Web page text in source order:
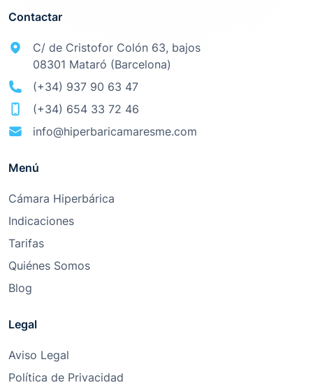
Contactar
C/ de Cristofor Colón 63, bajos
08301 Mataró (Barcelona)
(+34) 937 90 63 47
(+34) 654 33 72 46
info@hiperbaricamaresme.com
Menú
Cámara Hiperbárica
Indicaciones
Tarifas
Quiénes Somos
Blog
Legal
Aviso Legal
Política de Privacidad